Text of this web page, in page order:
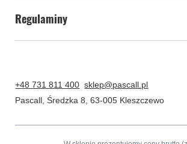
Regulaminy
+48 731 811 400 sklep@pascall.pl
Pascall ,Średzka 8 ,63-005 Kleszczewo